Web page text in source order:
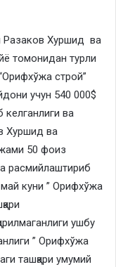
Разаков Хуршид ва
томонидан турли
строй”
учун 540 000$
ва
Хуршид ва
50 фоиз
расмийлаштириб
куни ” Орифхўжа
ушбу
” Орифхўжа
ташқари умумий